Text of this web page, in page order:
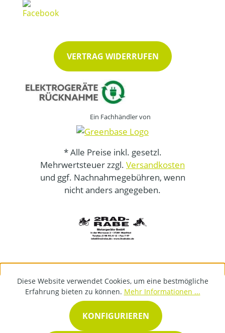
VERTRAG WIDERRUFEN
Ein Fachhändler von
* Alle Preise inkl. gesetzl.
Mehrwertsteuer zzgl. Versandkosten
und ggf. Nachnahmegebühren, wenn
nicht anders angegeben.
Diese Website verwendet Cookies, um eine bestmögliche
Erfahrung bieten zu können. Mehr Informationen ...
KONFIGURIEREN